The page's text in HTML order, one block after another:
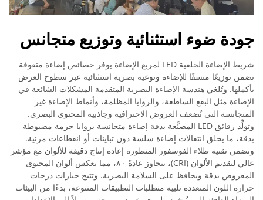
جودة ضوء استثنائية وتوزيع متجانس
شريط الإضاءة الخلفية LED لمربع الإضاءة يوفر خصائص إضاءة متفوقة
تضمن توزيعًا متسقًا للإضاءة ونوعية بصرية استثنائية عبر سطوح العرض
بأكملها. وتُلغي هندسة الإضاءة البصرية المتقدمة المشكلات الشائعة في
الإضاءة مثل البقع الساطعة، والزوايا المظلمة، وأنماط الإضاءة غير
المتجانسة التي تُضعف العروض الاحترافية وجاذبية المحتوى البصري.
وتولِّد رقائق LED المصنَّعة بدقة إضاءة متجانسة بزوايا حزمة مضبوطة
بدقة، ما يخلق انتقالات إضاءة سلسة دون تباينات أو انقطاعات مرئية.
وتضمن تقنية طلاء الفوسفور المتطورة إعادة إنتاج دقيقة للألوان مع مؤشر
عالي لتقديم الألوان (CRI)، يتجاوز عادةً ٨٠، مما يعكس ألوان المحتوى
المعروض بدقة ويحافظ على السلامة البصرية. وتتيح خيارات درجات
حرارة اللون المتعددة تلبية متطلبات التطبيقات المتنوعة، بدءًا من البيئات